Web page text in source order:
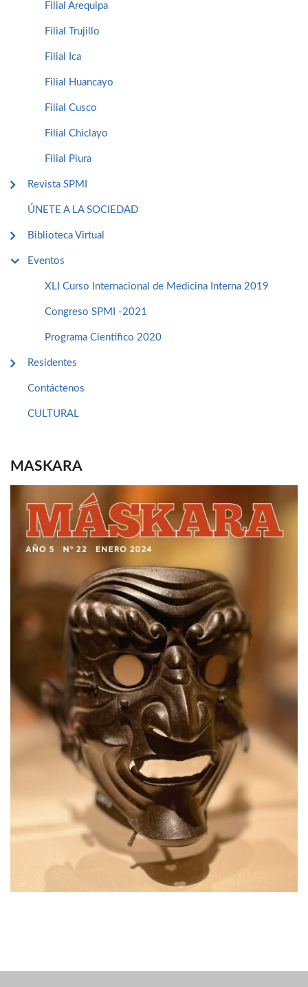
Filial Arequipa
Filial Trujillo
Filial Ica
Filial Huancayo
Filial Cusco
Filial Chiclayo
Filial Piura
Revista SPMI
ÚNETE A LA SOCIEDAD
Biblioteca Virtual
Eventos
XLI Curso Internacional de Medicina Interna 2019
Congreso SPMI -2021
Programa Cientifico 2020
Residentes
Contáctenos
CULTURAL
MASKARA